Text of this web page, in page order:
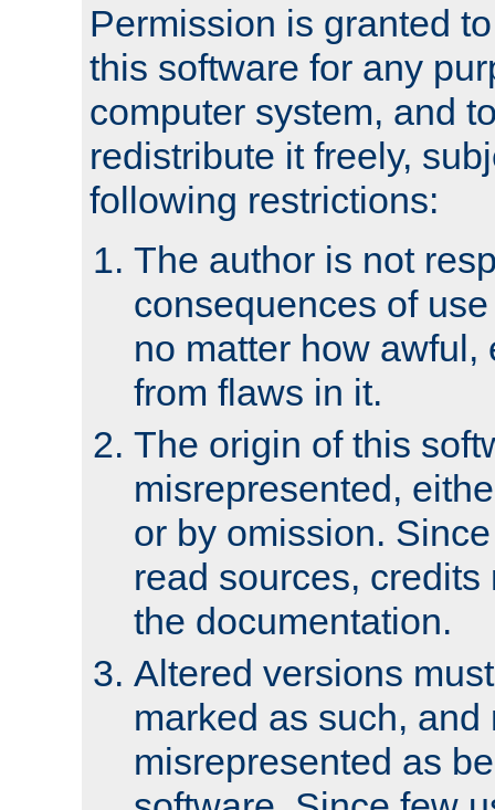
Permission is granted
this software for any
computer system, and
redistribute it freely,
following restrictions:
The author is not
consequences of
no matter how awful,
from flaws in it.
The origin of this
misrepresented,
or by omission.
read sources,
the documentation.
Altered versions
marked as such, and
misrepresented as